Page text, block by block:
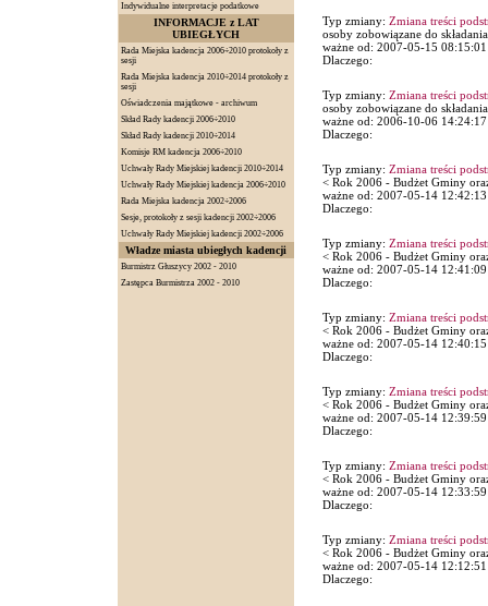
Indywidualne interpretacje podatkowe
INFORMACJE z LAT
UBIEGŁYCH
Rada Miejska kadencja 2006÷2010 protokoły z
sesji
Rada Miejska kadencja 2010÷2014 protokoły z
sesji
Oświadczenia majątkowe - archiwum
Skład Rady kadencji 2006÷2010
Skład Rady kadencji 2010÷2014
Komisje RM kadencja 2006÷2010
Uchwały Rady Miejskiej kadencji 2010÷2014
Uchwały Rady Miejskiej kadencja 2006÷2010
Rada Miejska kadencja 2002÷2006
Sesje, protokoły z sesji kadencji 2002÷2006
Uchwały Rady Miejskiej kadencji 2002÷2006
Władze miasta ubiegłych kadencji
Burmistrz Głuszycy 2002 - 2010
Zastępca Burmistrza 2002 - 2010
Typ zmiany: Zmiana treści
osoby zobowiązane do
ważne od: 2007-05-15
Dlaczego:
Typ zmiany: Zmiana treści
osoby zobowiązane do
ważne od: 2006-10-06
Dlaczego:
Typ zmiany: Zmiana treści
< Rok 2006 - Budżet Gminy
ważne od: 2007-05-14
Dlaczego:
Typ zmiany: Zmiana treści
< Rok 2006 - Budżet Gminy
ważne od: 2007-05-14
Dlaczego:
Typ zmiany: Zmiana treści
< Rok 2006 - Budżet Gminy
ważne od: 2007-05-14
Dlaczego:
Typ zmiany: Zmiana treści
< Rok 2006 - Budżet Gminy
ważne od: 2007-05-14
Dlaczego:
Typ zmiany: Zmiana treści
< Rok 2006 - Budżet Gminy
ważne od: 2007-05-14
Dlaczego:
Typ zmiany: Zmiana treści
< Rok 2006 - Budżet Gminy
ważne od: 2007-05-14
Dlaczego: